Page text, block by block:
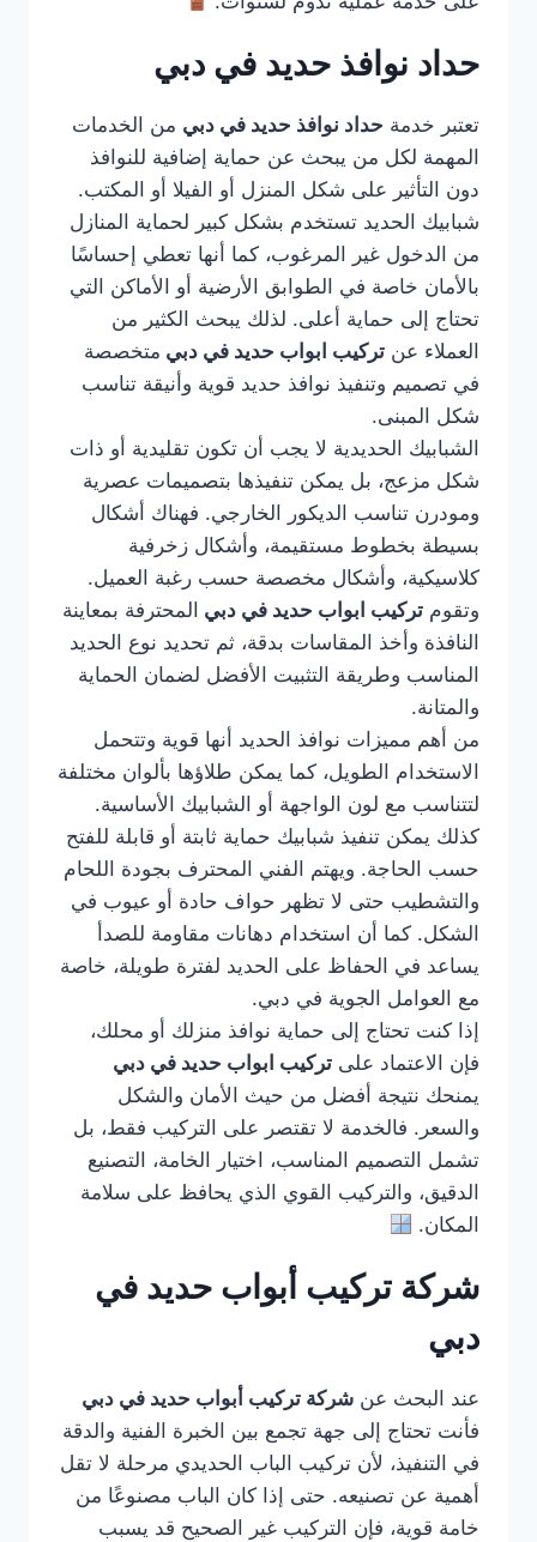
حداد نوافذ حديد في دبي
تعتبر خدمة حداد نوافذ حديد في دبي من الخدمات
المهمة لكل من يبحث عن حماية إضافية للنوافذ
دون التأثير على شكل المنزل أو الفيلا أو المكتب.
شبابيك الحديد تستخدم بشكل كبير لحماية المنازل
من الدخول غير المرغوب، كما أنها تعطي إحساسًا
بالأمان خاصة في الطوابق الأرضية أو الأماكن التي
تحتاج إلى حماية أعلى. لذلك يبحث الكثير من
العملاء عن تركيب ابواب حديد في دبي متخصصة
في تصميم وتنفيذ نوافذ حديد قوية وأنيقة تناسب
شكل المبنى.
الشبابيك الحديدية لا يجب أن تكون تقليدية أو ذات
شكل مزعج، بل يمكن تنفيذها بتصميمات عصرية
ومودرن تناسب الديكور الخارجي. فهناك أشكال
بسيطة بخطوط مستقيمة، وأشكال زخرفية
كلاسيكية، وأشكال مخصصة حسب رغبة العميل.
وتقوم تركيب ابواب حديد في دبي المحترفة بمعاينة
النافذة وأخذ المقاسات بدقة، ثم تحديد نوع الحديد
المناسب وطريقة التثبيت الأفضل لضمان الحماية
والمتانة.
من أهم مميزات نوافذ الحديد أنها قوية وتتحمل
الاستخدام الطويل، كما يمكن طلاؤها بألوان مختلفة
لتتناسب مع لون الواجهة أو الشبابيك الأساسية.
كذلك يمكن تنفيذ شبابيك حماية ثابتة أو قابلة للفتح
حسب الحاجة. ويهتم الفني المحترف بجودة اللحام
والتشطيب حتى لا تظهر حواف حادة أو عيوب في
الشكل. كما أن استخدام دهانات مقاومة للصدأ
يساعد في الحفاظ على الحديد لفترة طويلة، خاصة
مع العوامل الجوية في دبي.
إذا كنت تحتاج إلى حماية نوافذ منزلك أو محلك،
فإن الاعتماد على تركيب ابواب حديد في دبي
يمنحك نتيجة أفضل من حيث الأمان والشكل
والسعر. فالخدمة لا تقتصر على التركيب فقط، بل
تشمل التصميم المناسب، اختيار الخامة، التصنيع
الدقيق، والتركيب القوي الذي يحافظ على سلامة
المكان.
شركة تركيب أبواب حديد في
دبي
عند البحث عن شركة تركيب أبواب حديد في دبي
فأنت تحتاج إلى جهة تجمع بين الخبرة الفنية والدقة
في التنفيذ، لأن تركيب الباب الحديدي مرحلة لا تقل
أهمية عن تصنيعه. حتى إذا كان الباب مصنوعًا من
خامة قوية، فإن التركيب غير الصحيح قد يسبب